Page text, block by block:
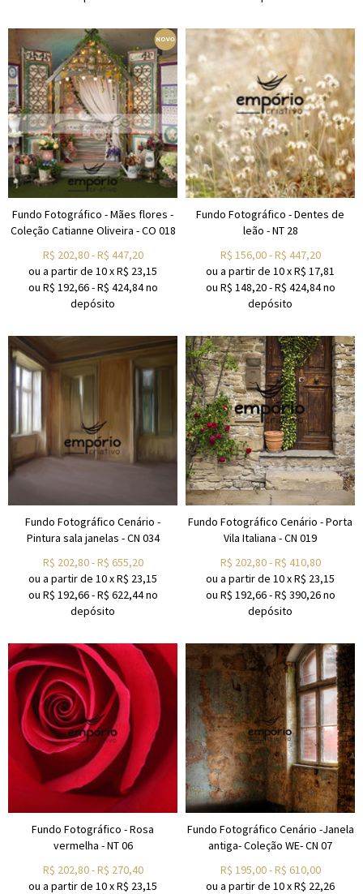
Fundo Fotográfico - Mães flores -
Coleção Catianne Oliveira - CO 018
R$ 202,80-R$ 447,20
ou a partir de 10xR$ 23,15
ou R$ 192,66-R$ 424,84no
depósito
Fundo Fotográfico - Dentes de
leão - NT 28
R$ 156,00-R$ 447,20
ou a partir de 10xR$ 17,81
ou R$ 148,20-R$ 424,84no
depósito
Fundo Fotográfico Cenário -
Pintura sala janelas - CN 034
R$ 202,80-R$ 655,20
ou a partir de 10xR$ 23,15
ou R$ 192,66-R$ 622,44no
depósito
Fundo Fotográfico Cenário - Porta
Vila Italiana - CN 019
R$ 202,80-R$ 410,80
ou a partir de 10xR$ 23,15
ou R$ 192,66-R$ 390,26no
depósito
Fundo Fotográfico - Rosa
vermelha - NT 06
R$ 202,80-R$ 270,40
ou a partir de 10xR$ 23,15
Fundo Fotográfico Cenário -Janela
antiga- Coleção WE- CN 07
R$ 195,00-R$ 610,00
ou a partir de 10xR$ 22,26